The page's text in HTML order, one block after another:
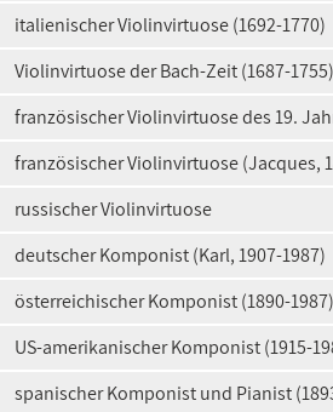
italienischer Violinvirtuose (1692-1770)
Violinvirtuose der Bach-Zeit (1687-1755)
französischer Violinvirtuose des 19.
französischer Violinvirtuose (Jacques,
russischer Violinvirtuose
deutscher Komponist (Karl, 1907-1987)
österreichischer Komponist (1890-
US-amerikanischer Komponist (1915-
spanischer Komponist und Pianist